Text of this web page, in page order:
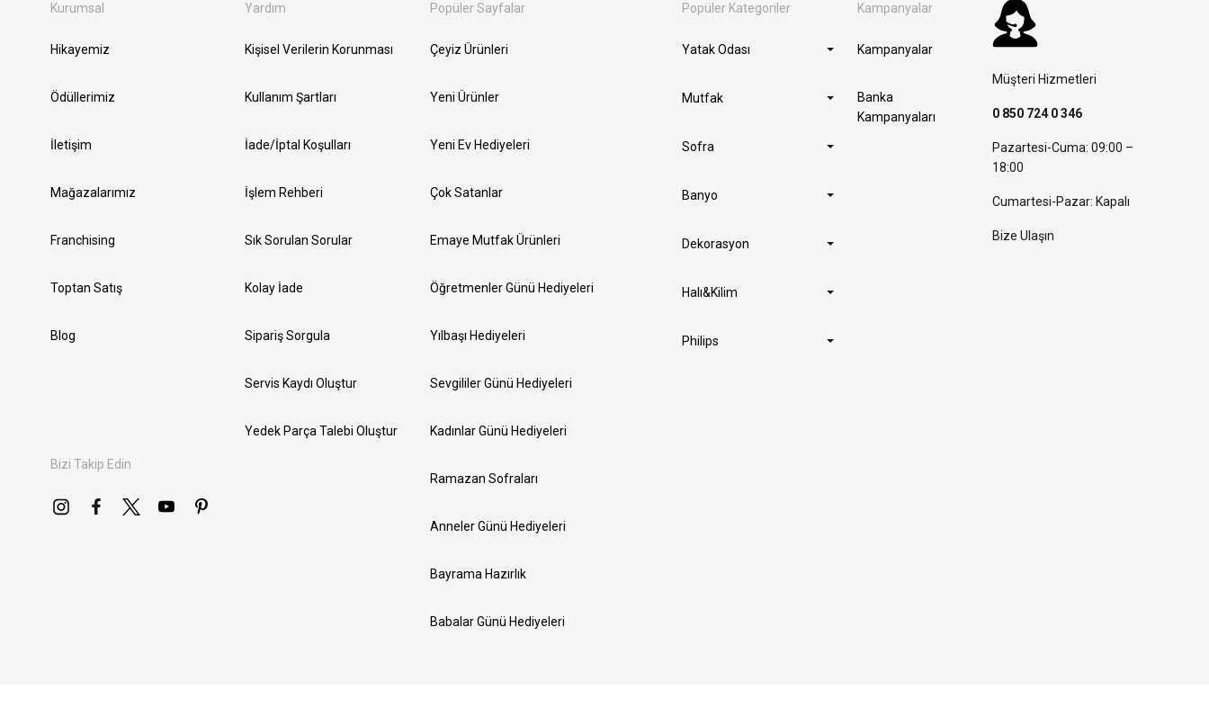
Kurumsal
Hikayemiz
Ödüllerimiz
İletişim
Mağazalarımız
Franchising
Toptan Satış
Blog
Bizi Takip Edin
Yardım
Kişisel Verilerin Korunması
Kullanım Şartları
İade/İptal Koşulları
İşlem Rehberi
Sık Sorulan Sorular
Kolay İade
Sipariş Sorgula
Servis Kaydı Oluştur
Yedek Parça Talebi Oluştur
Popüler Sayfalar
Çeyiz Ürünleri
Yeni Ürünler
Yeni Ev Hediyeleri
Çok Satanlar
Emaye Mutfak Ürünleri
Öğretmenler Günü Hediyeleri
Yılbaşı Hediyeleri
Sevgililer Günü Hediyeleri
Kadınlar Günü Hediyeleri
Ramazan Sofraları
Anneler Günü Hediyeleri
Bayrama Hazırlık
Babalar Günü Hediyeleri
Popüler Kategoriler
Yatak Odası
Mutfak
Sofra
Banyo
Dekorasyon
Halı&Kilim
Philips
Kampanyalar
Kampanyalar
Banka
Kampanyaları
Müşteri Hizmetleri
0 850 724 0 346
Pazartesi-Cuma: 09:00 –
18:00
Cumartesi-Pazar: Kapalı
Bize Ulaşın